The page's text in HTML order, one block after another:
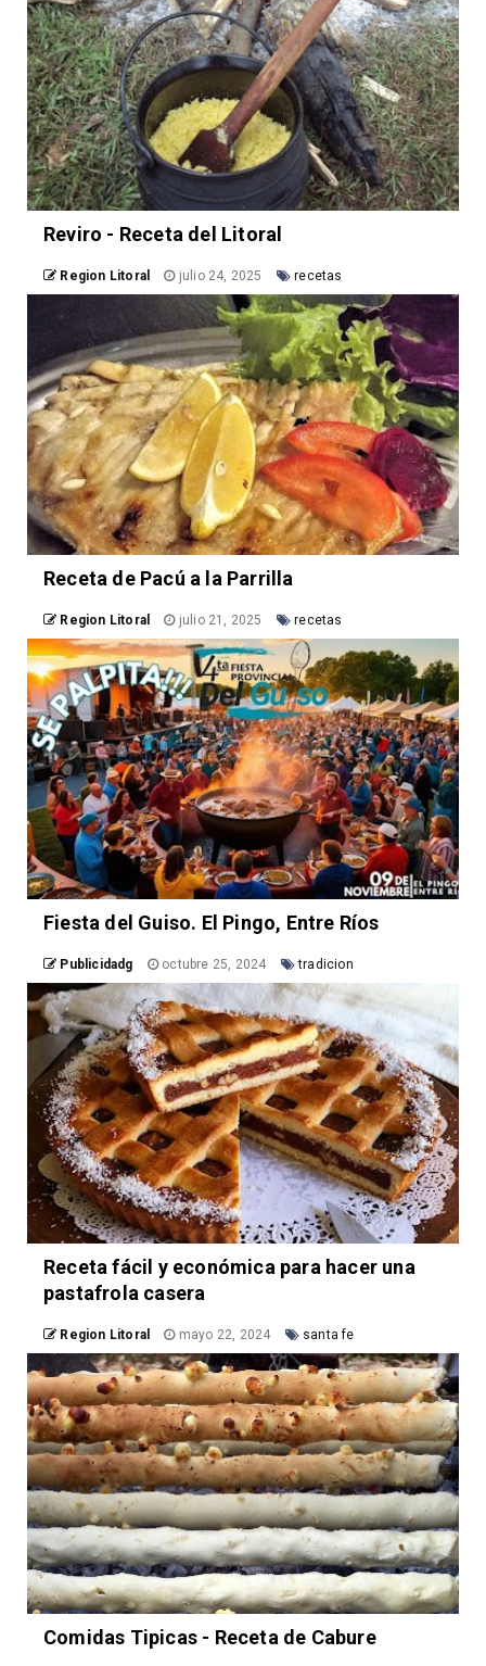
Reviro - Receta del Litoral
Region Litoral julio 24, 2025 recetas
Receta de Pacú a la Parrilla
Region Litoral julio 21, 2025 recetas
Fiesta del Guiso. El Pingo, Entre Ríos
Publicidadg octubre 25, 2024 tradicion
Receta fácil y económica para hacer una
pastafrola casera
Region Litoral mayo 22, 2024 santa fe
Comidas Tipicas - Receta de Cabure